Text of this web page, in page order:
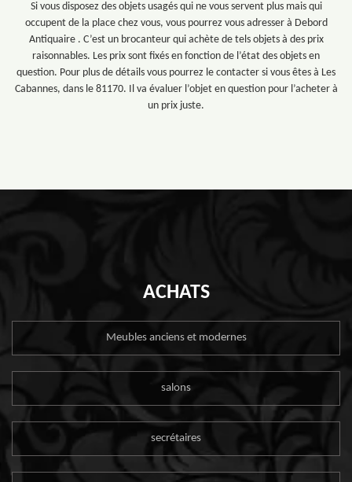
Si vous disposez des objets usagés qui ne vous servent plus mais qui
occupent de la place chez vous, vous pourrez vous adresser à Debord
Antiquaire . C’est un brocanteur qui achète de tels objets à des prix
raisonnables. Les prix sont fixés en fonction de l’état des objets en
question. Pour plus de détails vous pourrez le contacter si vous êtes à Les
Cabannes, dans le 81170. Il va évaluer l’objet en question pour l’acheter à
un prix juste.
ACHATS
Meubles anciens et modernes
salons
secrétaires